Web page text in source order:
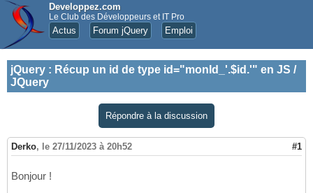
Developpez.com
Le Club des Développeurs et IT Pro
Actus Forum jQuery Emploi
jQuery : Récup un id de type id="monId_'.$id.'" en JS /
JQuery
Répondre à la discussion
Derko, le 27/11/2023 à 20h52 #1
Bonjour !